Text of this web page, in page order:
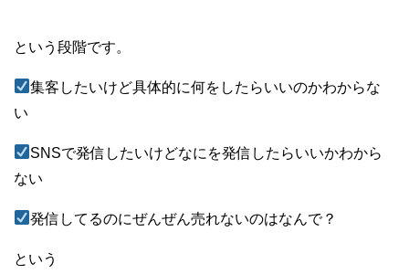
という段階です。
集客したいけど具体的に何をしたらいいのかわからな
い
SNSで発信したいけどなにを発信したらいいかわから
ない
発信してるのにぜんぜん売れないのはなんで？
という